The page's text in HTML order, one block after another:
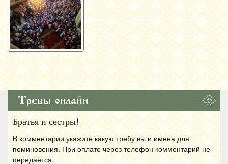
Требы онлайн
Братья и сестры!
В комментарии укажите какую требу вы и имена для
поминовения. При оплате через телефон комментарий не
передаётся.